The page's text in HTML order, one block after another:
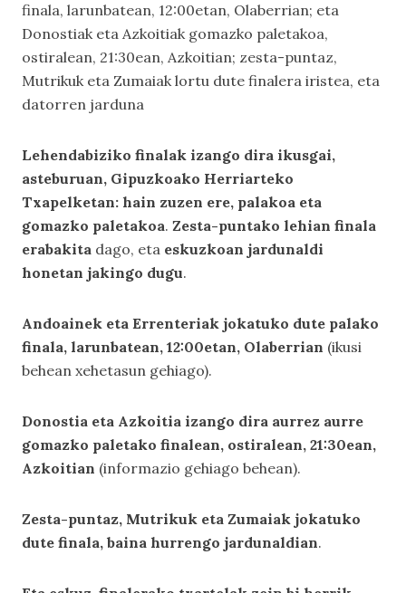
finala, larunbatean, 12:00etan, Olaberrian; eta
Donostiak eta Azkoitiak gomazko paletakoa,
ostiralean, 21:30ean, Azkoitian; zesta-puntaz,
Mutrikuk eta Zumaiak lortu dute finalera iristea, eta
datorren jarduna
Lehendabiziko finalak izango dira ikusgai,
asteburuan, Gipuzkoako Herriarteko
Txapelketan: hain zuzen ere, palakoa eta
gomazko paletakoa. Zesta-puntako lehian finala
erabakita dago, eta eskuzkoan jardunaldi
honetan jakingo dugu.
Andoainek eta Errenteriak jokatuko dute palako
finala, larunbatean, 12:00etan, Olaberrian (ikusi
behean xehetasun gehiago).
Donostia eta Azkoitia izango dira aurrez aurre
gomazko paletako finalean, ostiralean, 21:30ean,
Azkoitian (informazio gehiago behean).
Zesta-puntaz, Mutrikuk eta Zumaiak jokatuko
dute finala, baina hurrengo jardunaldian.